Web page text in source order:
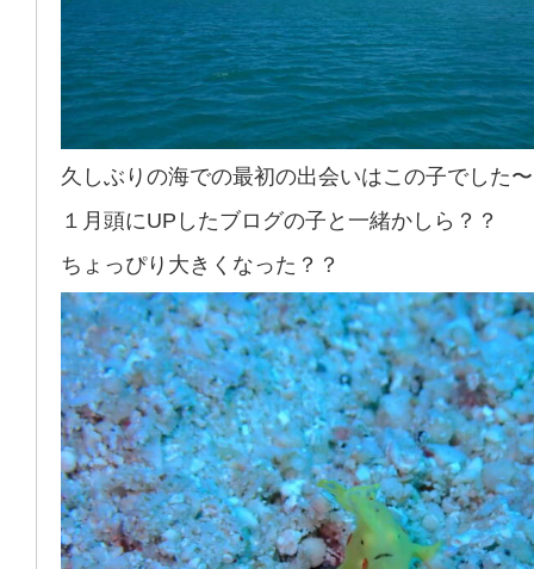
久しぶりの海での最初の出会いはこの子でした
１月頭にUPしたブログの子と一緒かしら？？
ちょっぴり大きくなった？？